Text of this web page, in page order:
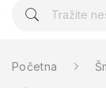
Početna